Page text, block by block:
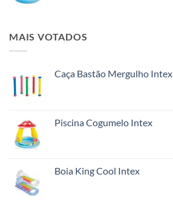
MAIS VOTADOS
Caça Bastão Mergulho Intex
Piscina Cogumelo Intex
Boia King Cool Intex